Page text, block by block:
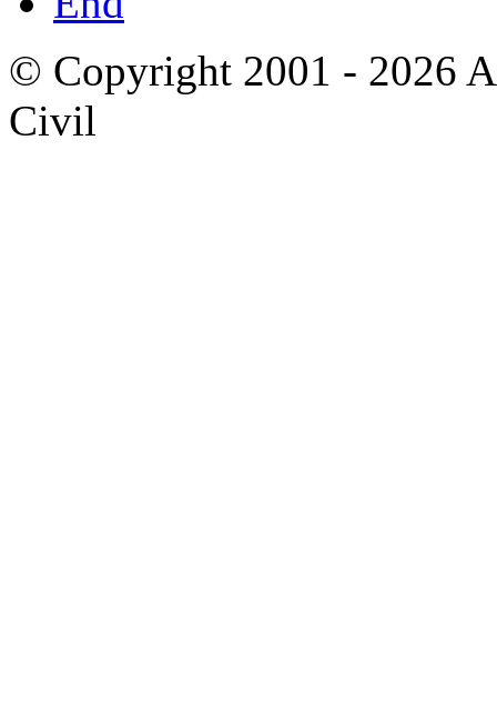
© Copyright 2001 - 2026
Civil